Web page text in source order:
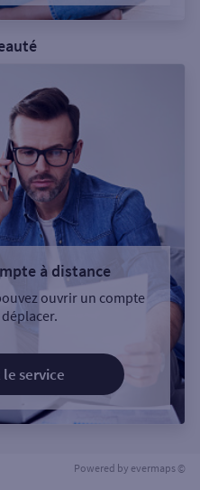
à distance
ouvrir un compte
service
Powered by evermaps ©